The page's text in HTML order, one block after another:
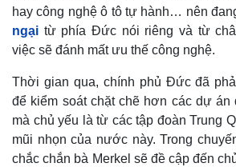
hay công nghệ ô tô tự hành… nên
ngại từ phía Đức nói riêng và từ
việc sẽ đánh mất ưu thế công nghệ.
Thời gian qua, chính phủ Đức đã
để kiểm soát chặt chẽ hơn các dự
mà chủ yếu là từ các tập đoàn Trung
mũi nhọn của nước này. Trong
chắc chắn bà Merkel sẽ đề cập đến